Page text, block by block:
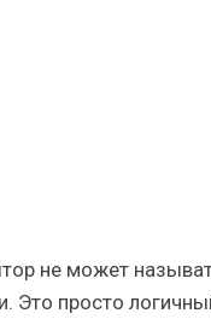
уроки,
цена
не может
Это просто